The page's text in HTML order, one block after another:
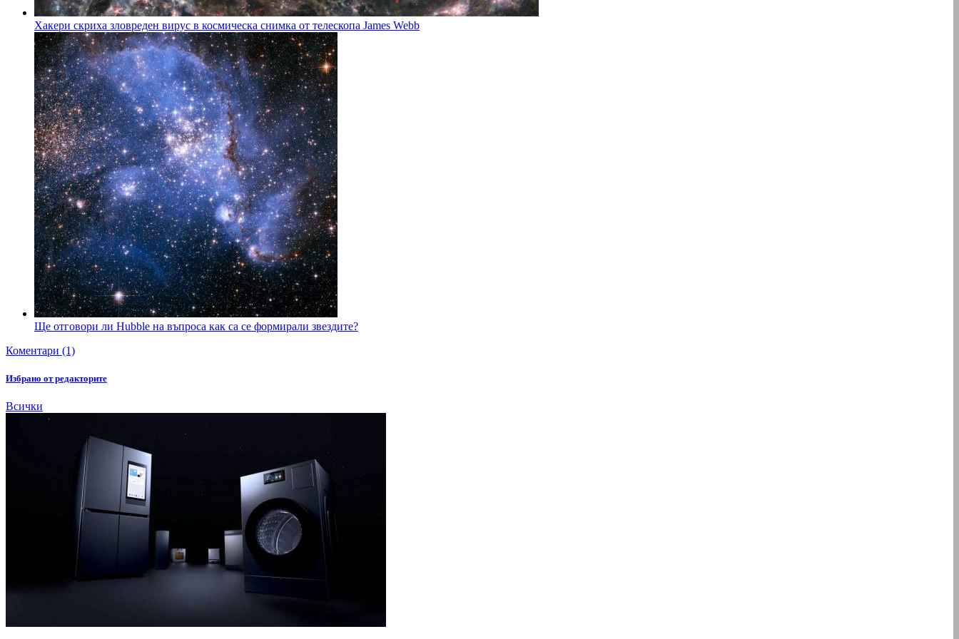
Хакери скриха зловреден вирус в космическа снимка от телескопа James Webb
Ще отговори ли Hubble на въпроса как са се формирали звездите?
Коментари (1)
Избрано от редакторите
Всички